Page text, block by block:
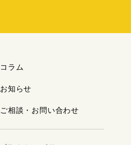
コラム
お知らせ
ご相談・お問い合わせ